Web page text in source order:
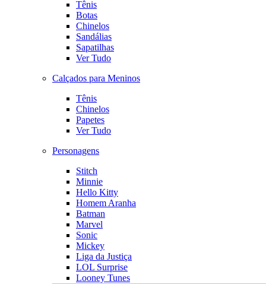
Tênis
Botas
Chinelos
Sandálias
Sapatilhas
Ver Tudo
Calçados para Meninos
Tênis
Chinelos
Papetes
Ver Tudo
Personagens
Stitch
Minnie
Hello Kitty
Homem Aranha
Batman
Marvel
Sonic
Mickey
Liga da Justiça
LOL Surprise
Looney Tunes